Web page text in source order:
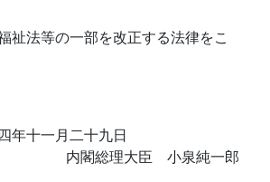
祉法等の一部を改正する法律をこ
年十一月二十九日
内閣総理大臣 小泉純一郎